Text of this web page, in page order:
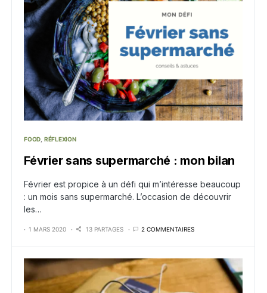
FOOD RÉFLEXION
Février sans supermarché : mon bilan
Février est propice à un défi qui m’intéresse beaucoup
: un mois sans supermarché. L’occasion de découvrir
les…
1 MARS 2020 13 PARTAGES 2 COMMENTAIRES